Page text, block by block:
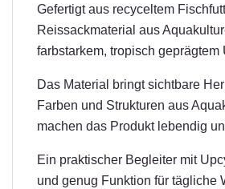
Gefertigt aus recyceltem
Reissackmaterial aus
farbstarkem, tropisch geprägtem
Das Material bringt sichtbare
Farben und Strukturen aus
machen das Produkt lebendig
Ein praktischer Begleiter mit
und genug Funktion für tägliche